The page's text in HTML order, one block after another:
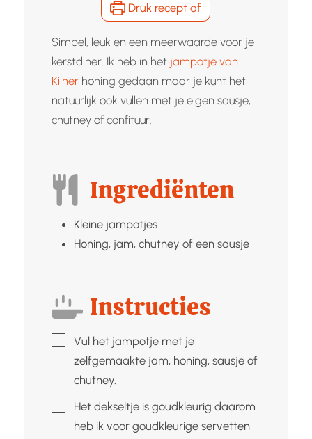
Druk recept af
Simpel, leuk en een meerwaarde voor je
kerstdiner. Ik heb in het jampotje van
Kilnerhoning gedaan maar je kunt het
natuurlijk ook vullen met je eigen sausje,
chutney of confituur.
Ingrediënten
Kleine jampotjes
Honing, jam, chutney of een sausje
Instructies
▢Vul het jampotje met je
zelfgemaakte jam, honing, sausje of
chutney.
▢Het dekseltje is goudkleurig daarom
heb ik voor goudkleurige servetten